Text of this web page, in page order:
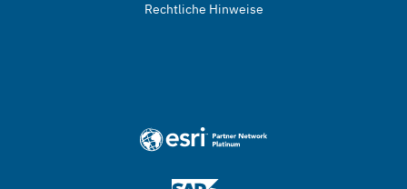
Rechtliche Hinweise